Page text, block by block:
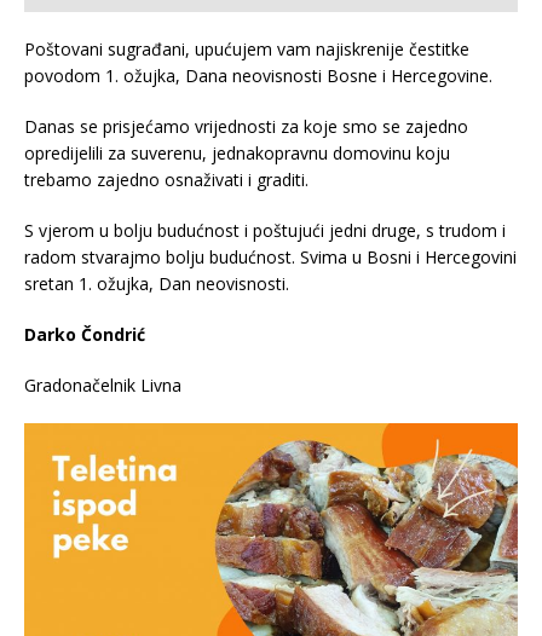
Poštovani sugrađani, upućujem vam najiskrenije čestitke
povodom 1. ožujka, Dana neovisnosti Bosne i Hercegovine.
Danas se prisjećamo vrijednosti za koje smo se zajedno
opredijelili za suverenu, jednakopravnu domovinu koju
trebamo zajedno osnaživati i graditi.
S vjerom u bolju budućnost i poštujući jedni druge, s trudom i
radom stvarajmo bolju budućnost. Svima u Bosni i Hercegovini
sretan 1. ožujka, Dan neovisnosti.
Darko Čondrić
Gradonačelnik Livna